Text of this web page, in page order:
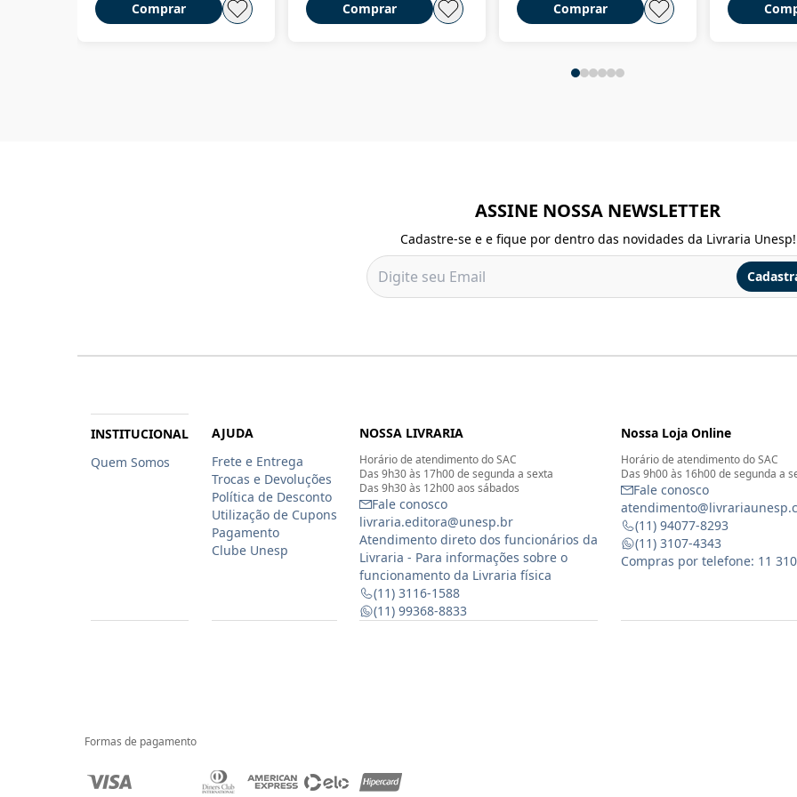
Comprar Comprar Comprar
ASSINE NOSSA NEWSLETTER
Cadastre-se e e fique por dentro das novidades da Livraria Unesp!
INSTITUCIONAL
Quem Somos
AJUDA
Frete e Entrega
Trocas e Devoluções
Política de Desconto
Utilização de Cupons
Pagamento
Clube Unesp
NOSSA LIVRARIA
Horário de atendimento do SAC
Das 9h30 às 17h00 de segunda a sexta
Das 9h30 às 12h00 aos sábados
Fale conosco
livraria.editora@unesp.br
Atendimento direto dos funcionários da
Livraria - Para informações sobre o
funcionamento da Livraria física
(11) 3116-1588
(11) 99368-8833
Nossa Loja Online
Horário de atendimento do SAC
Das 9h00 às 16h00 de segunda a
Fale conosco
(11) 94077-8293
(11) 3107-4343
Compras por telefone: 11
Formas de pagamento